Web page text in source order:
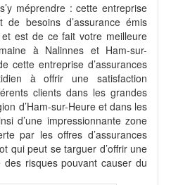
méprendre : cette entreprise
de besoins d’assurance émis
est de ce fait votre meilleure
à Nalinnes et Ham-sur-
cette entreprise d’assurances
à offrir une satisfaction
clients dans les grandes
d’Ham-sur-Heure et dans les
d’une impressionnante zone
par les offres d’assurances
qui peut se targuer d’offrir une
des risques pouvant causer du